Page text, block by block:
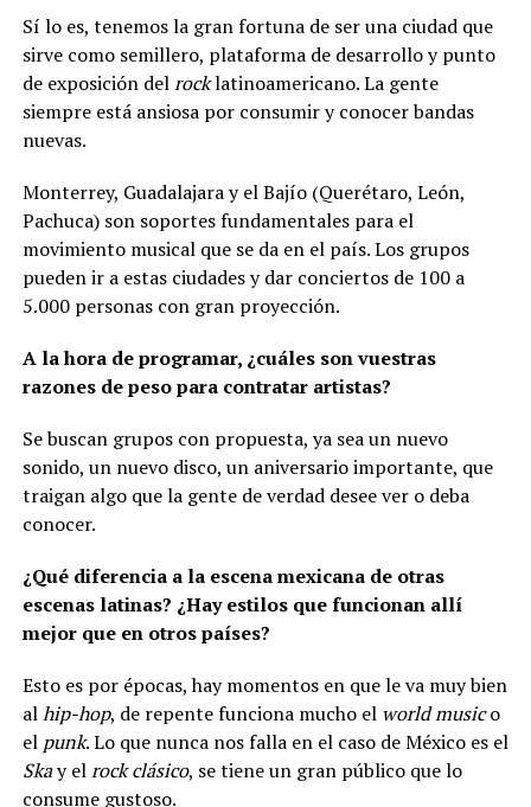
Sí lo es, tenemos la gran fortuna de ser una ciudad que
sirve como semillero, plataforma de desarrollo y punto
de exposición delrocklatinoamericano. La gente
siempre está ansiosa por consumir y conocer bandas
nuevas.
Monterrey, Guadalajara y el Bajío (Querétaro, León,
Pachuca) son soportes fundamentales para el
movimiento musical que se da en el país. Los grupos
pueden ir a estas ciudades y dar conciertos de 100 a
5.000 personas con gran proyección.
A la hora de programar, ¿cuáles son vuestras
razones de peso para contratar artistas?
Se buscan grupos con propuesta, ya sea un nuevo
sonido, un nuevo disco, un aniversario importante, que
traigan algo que la gente de verdad desee ver o deba
conocer.
¿Qué diferencia a la escena mexicana de otras
escenas latinas? ¿Hay estilos que funcionan allí
mejor que en otros países?
Esto es por épocas, hay momentos en que le va muy bien
alhip-hop, de repente funciona mucho el world musico
el punk. Lo que nunca nos falla en el caso de México es el
Skay elrock clásico, se tiene un gran público que lo
consume gustoso.